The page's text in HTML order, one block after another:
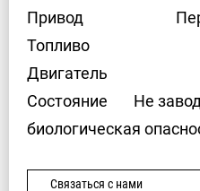
Привод
Топливо
Двигатель
Состояние
Не
биологическая
Связаться с нами